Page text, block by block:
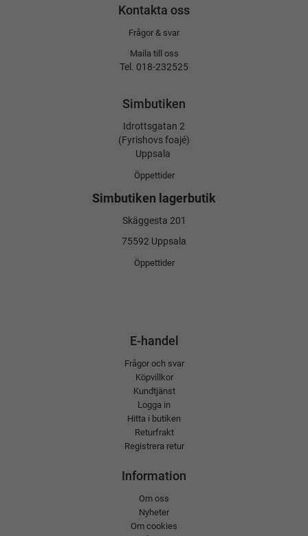
Kontakta oss
Frågor & svar
Maila till oss
Tel. 018-232525
Simbutiken
Idrottsgatan 2
(Fyrishovs foajé)
Uppsala
Öppettider
Simbutiken lagerbutik
Skäggesta 201
75592 Uppsala
Öppettider
E-handel
Frågor och svar
Köpvillkor
Kundtjänst
Logga in
Hitta i butiken
Returfrakt
Registrera retur
Information
Om oss
Nyheter
Om cookies